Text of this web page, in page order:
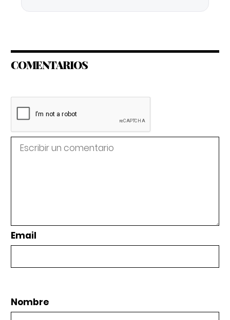
COMENTARIOS
Email
Nombre